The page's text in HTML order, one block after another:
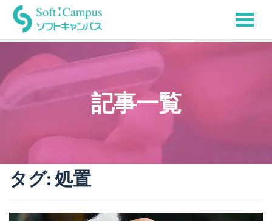
to
content
記事一覧
タグ:処置